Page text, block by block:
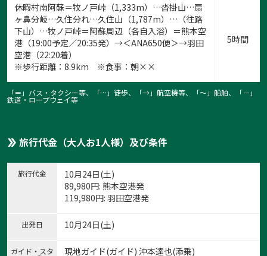
休暇村南阿蘇＝牧ノ戸峠（1,333m）…沓掛山…扇
ヶ鼻分岐…久住分れ…久住山（1,787m）…（往路
下山）…牧ノ戸峠＝阿蘇周辺（各自入浴）＝熊本空
港（19:00予定／20:35発）→＜ANA650便＞→羽田
空港（22:20着）
※歩行距離：8.9km ※食事：朝××
5時間
「＝」バス・タクシー等、「…」徒歩、「→」航空機等、「〜」船舶、「－」
鉄道・ロープウェイ等
旅行代金（大人お1人様）及び条件
旅行代金
10月24日(土)
89,980円: 熊本空港発
119,980円: 羽田空港発
出発日 10月24日(土)
ガイド・スタ 現地ガイド(ガイド) 沖本達也(添乗)